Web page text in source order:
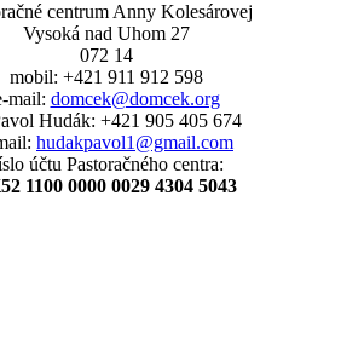
centrum Anny Kolesárovej
Vysoká nad Uhom 27
072 14
mobil: +421 911 912 598
mail: domcek@domcek.org
Hudák: +421 905 405 674
hudakpavol1@gmail.com
účtu Pastoračného centra:
1100 0000 0029 4304 5043